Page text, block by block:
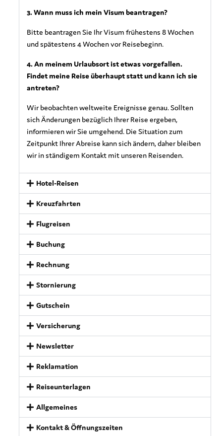
3. Wann muss ich mein Visum beantragen?
Bitte beantragen Sie Ihr Visum frühestens 8 Wochen
und spätestens 4 Wochen vor Reisebeginn.
4. An meinem Urlaubsort ist etwas vorgefallen.
Findet meine Reise überhaupt statt und kann ich sie
antreten?
Wir beobachten weltweite Ereignisse genau. Sollten
sich Änderungen bezüglich Ihrer Reise ergeben,
informieren wir Sie umgehend. Die Situation zum
Zeitpunkt Ihrer Abreise kann sich ändern, daher bleiben
wir in ständigem Kontakt mit unseren Reisenden.
Hotel-Reisen
Kreuzfahrten
Flugreisen
Buchung
Rechnung
Stornierung
Gutschein
Versicherung
Newsletter
Reklamation
Reiseunterlagen
Allgemeines
Kontakt & Öffnungszeiten